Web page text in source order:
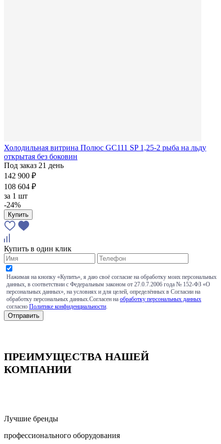
Холодильная витрина Полюс GC111 SP 1,25-2 рыба на льду
открытая без боковин
Под заказ 21 день
142 900 ₽
108 604 ₽
за 1 шт
-24%
Купить
Купить в один клик
Нажимая на кнопку «Купить», я даю своё согласие на обработку моих персональных
данных, в соответствии с Федеральным законом от 27.0.7.2006 года № 152-ФЗ «О
персональных данных», на условиях и для целей, определённых в Согласии на
обработку персональных данных.Согласен на обработку персональных данных
согласно Политике конфиденциальности
ПРЕИМУЩЕСТВА НАШЕЙ
КОМПАНИИ
Лучшие бренды
профессионального оборудования